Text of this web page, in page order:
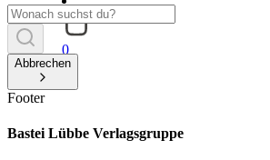
0
Abbrechen
Footer
Bastei Lübbe Verlagsgruppe